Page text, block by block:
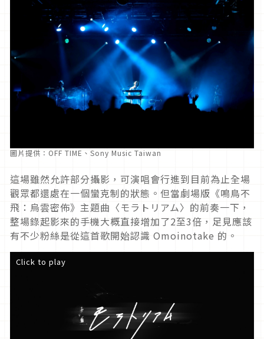
圖片提供：OFF TIME、Sony Music Taiwan
這場雖然允許部分攝影，可演唱會行進到目前為止全場
觀眾都還處在一個蠻克制的狀態。但當劇場版《鳴鳥不
飛：烏雲密佈》主題曲〈モラトリアム〉的前奏一下，
整場錄起影來的手機大概直接增加了2至3倍，足見應該
有不少粉絲是從這首歌開始認識 Omoinotake 的。
Click to play